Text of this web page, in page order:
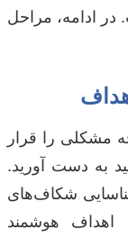
ادامه، مراحل
مشکلی را قرار
به دست آورید.
شکاف‌های
اهداف هوشمند